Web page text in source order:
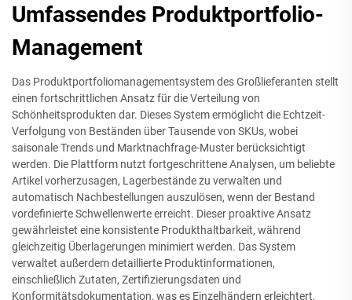
Umfassendes Produktportfolio-
Management
Das Produktportfoliomanagementsystem des Großlieferanten stellt
einen fortschrittlichen Ansatz für die Verteilung von
Schönheitsprodukten dar. Dieses System ermöglicht die Echtzeit-
Verfolgung von Beständen über Tausende von SKUs, wobei
saisonale Trends und Marktnachfrage-Muster berücksichtigt
werden. Die Plattform nutzt fortgeschrittene Analysen, um beliebte
Artikel vorherzusagen, Lagerbestände zu verwalten und
automatisch Nachbestellungen auszulösen, wenn der Bestand
vordefinierte Schwellenwerte erreicht. Dieser proaktive Ansatz
gewährleistet eine konsistente Produkthaltbarkeit, während
gleichzeitig Überlagerungen minimiert werden. Das System
verwaltet außerdem detaillierte Produktinformationen,
einschließlich Zutaten, Zertifizierungsdaten und
Konformitätsdokumentation, was es Einzelhändern erleichtert,